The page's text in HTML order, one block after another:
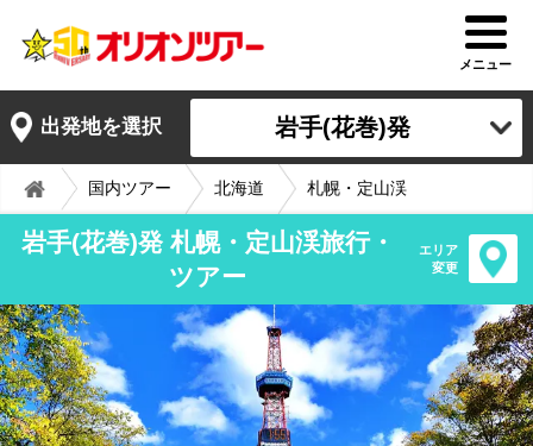
メニュー
出発地を選択 岩手(花巻)発
国内ツアー 北海道 札幌・定山渓
岩手(花巻)発 札幌・定山渓旅行・
ツアー
エリア
変更